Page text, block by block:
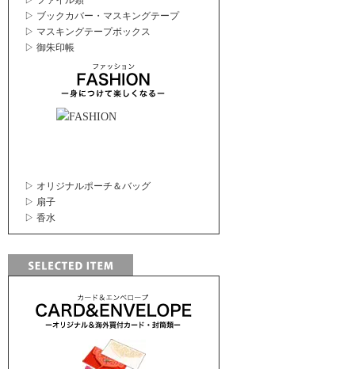
▷ ブックカバー・マスキングテープ
▷ マスキングテープボックス
▷ 御朱印帳
▷ オリジナルポーチ＆バッグ
▷ 扇子
▷ 香水